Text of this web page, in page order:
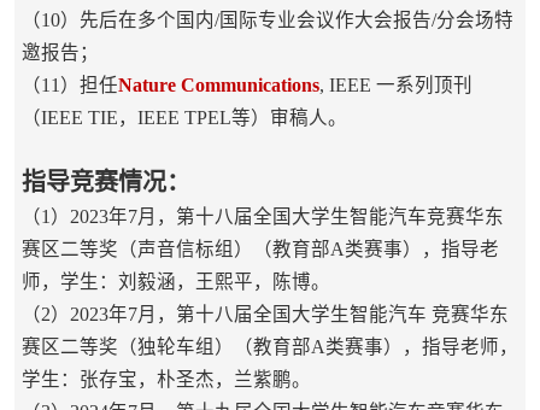
（10）先后在多个国内/国际专业会议作大会报告/分会场特
邀报告；
（11）担任Nature Communications, IEEE 一系列顶刊
（IEEE TIE，IEEE TPEL等）审稿人。
指导竞赛情况：
（1）2023年7月，第十八届全国大学生智能汽车竞赛华东
赛区二等奖（声音信标组）（教育部A类赛事），指导老
师，学生：刘毅涵，王熙平，陈博。
（2）2023年7月，第十八届全国大学生智能汽车 竞赛华东
赛区二等奖（独轮车组）（教育部A类赛事），指导老师，
学生：张存宝，朴圣杰，兰紫鹏。